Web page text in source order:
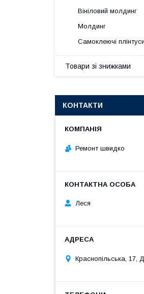
Вініловий молдинг
Молдинг
Самоклеючі плінтуси
Товари зі знижками
КОНТАКТИ
Ремонт швидко
Леся
Краснопільська, 17,